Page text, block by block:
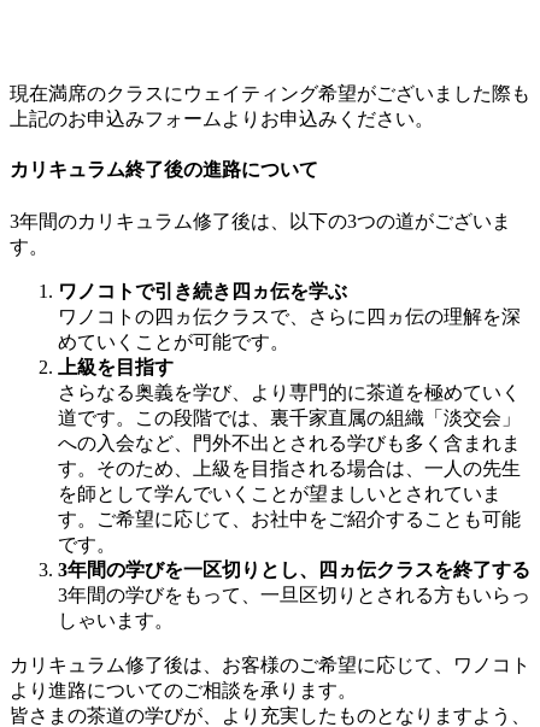
現在満席のクラスにウェイティング希望がございました際も
上記のお申込みフォームよりお申込みください。
カリキュラム終了後の進路について
3年間のカリキュラム修了後は、以下の3つの道がございま
す。
ワノコトで引き続き四ヵ伝を学ぶ
ワノコトの四ヵ伝クラスで、さらに四ヵ伝の理解を深
めていくことが可能です。
上級を目指す
さらなる奥義を学び、より専門的に茶道を極めていく
道です。この段階では、裏千家直属の組織「淡交会」
への入会など、門外不出とされる学びも多く含まれま
す。そのため、上級を目指される場合は、一人の先生
を師として学んでいくことが望ましいとされていま
す。ご希望に応じて、お社中をご紹介することも可能
です。
3年間の学びを一区切りとし、四ヵ伝クラスを終了する
3年間の学びをもって、一旦区切りとされる方もいらっ
しゃいます。
カリキュラム修了後は、お客様のご希望に応じて、ワノコト
より進路についてのご相談を承ります。
皆さまの茶道の学びが、より充実したものとなりますよう、